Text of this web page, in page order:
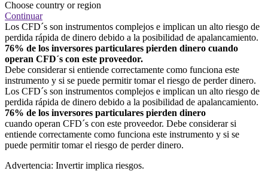
Choose country or region
Continuar
Los CFD´s son instrumentos complejos e implican un alto riesgo de
perdida rápida de dinero debido a la posibilidad de apalancamiento.
76% de los inversores particulares pierden dinero cuando
operan CFD´s con este proveedor.
Debe considerar si entiende correctamente como funciona este
instrumento y si se puede permitir tomar el riesgo de perder dinero.
Los CFD´s son instrumentos complejos e implican un alto riesgo de
perdida rápida de dinero debido a la posibilidad de apalancamiento.
76% de los inversores particulares pierden dinero
cuando operan CFD´s con este proveedor. Debe considerar si
entiende correctamente como funciona este instrumento y si se
puede permitir tomar el riesgo de perder dinero.
Advertencia: Invertir implica riesgos.